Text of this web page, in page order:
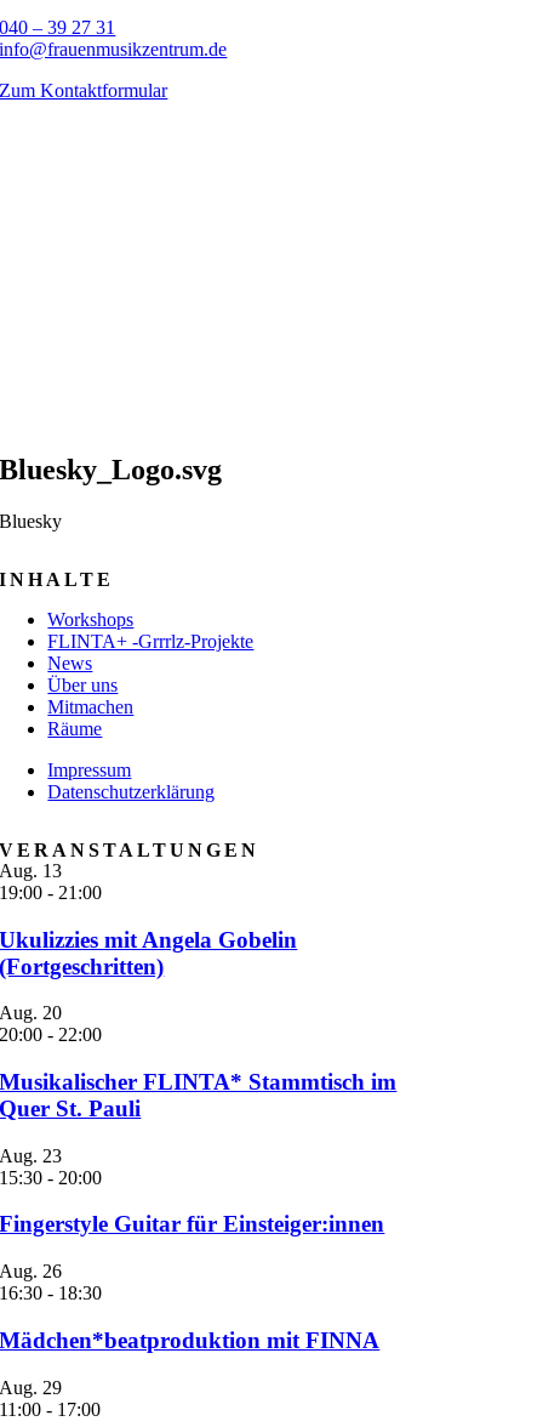
040 – 39 27 31
info@frauenmusikzentrum.de
Zum Kontaktformular
Bluesky_Logo.svg
Bluesky
INHALTE
Workshops
FLINTA+ -Grrrlz-Projekte
News
Über uns
Mitmachen
Räume
Impressum
Datenschutzerklärung
VERANSTALTUNGEN
Aug. 13
19:00 - 21:00
Ukulizzies mit Angela Gobelin
(Fortgeschritten)
Aug. 20
20:00 - 22:00
Musikalischer FLINTA* Stammtisch im
Quer St. Pauli
Aug. 23
15:30 - 20:00
Fingerstyle Guitar für Einsteiger:innen
Aug. 26
16:30 - 18:30
Mädchen*beatproduktion mit FINNA
Aug. 29
11:00 - 17:00